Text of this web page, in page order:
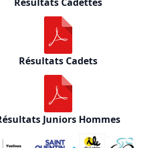
Résultats Cadets
Juniors Hommes